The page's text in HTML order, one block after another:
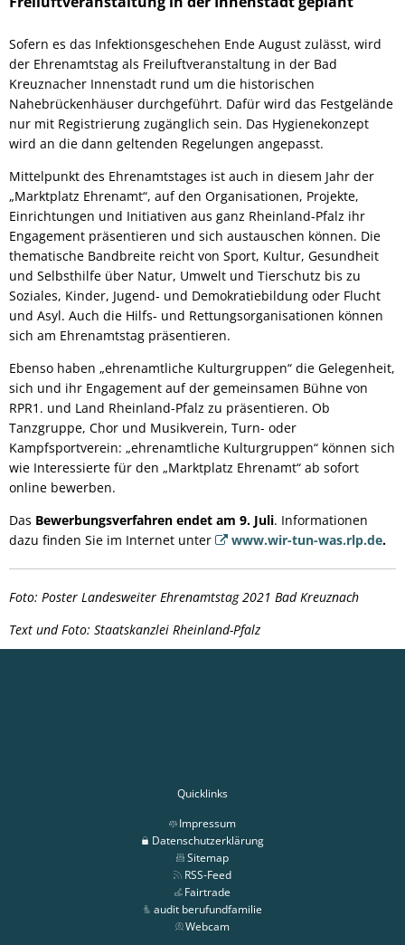
Sofern es das Infektionsgeschehen Ende August zulässt, wird
der Ehrenamtstag als Freiluftveranstaltung in der Bad
Kreuznacher Innenstadt rund um die historischen
Nahebrückenhäuser durchgeführt. Dafür wird das Festgelände
nur mit Registrierung zugänglich sein. Das Hygienekonzept
wird an die dann geltenden Regelungen angepasst.
Mittelpunkt des Ehrenamtstages ist auch in diesem Jahr der
„Marktplatz Ehrenamt“, auf den Organisationen, Projekte,
Einrichtungen und Initiativen aus ganz Rheinland-Pfalz ihr
Engagement präsentieren und sich austauschen können. Die
thematische Bandbreite reicht von Sport, Kultur, Gesundheit
und Selbsthilfe über Natur, Umwelt und Tierschutz bis zu
Soziales, Kinder, Jugend- und Demokratiebildung oder Flucht
und Asyl. Auch die Hilfs- und Rettungsorganisationen können
sich am Ehrenamtstag präsentieren.
Ebenso haben „ehrenamtliche Kulturgruppen“ die Gelegenheit,
sich und ihr Engagement auf der gemeinsamen Bühne von
RPR1. und Land Rheinland-Pfalz zu präsentieren. Ob
Tanzgruppe, Chor und Musikverein, Turn- oder
Kampfsportverein: „ehrenamtliche Kulturgruppen“ können sich
wie Interessierte für den „Marktplatz Ehrenamt“ ab sofort
online bewerben.
Das Bewerbungsverfahren endet am 9. Juli. Informationen
dazu finden Sie im Internet unter
www.wir-tun-was.rlp.de.
Foto: Poster Landesweiter Ehrenamtstag 2021 Bad Kreuznach
Text und Foto: Staatskanzlei Rheinland-Pfalz
Quicklinks
Impressum
Datenschutzerklärung
Sitemap
RSS-Feed
Fairtrade
audit berufundfamilie
Webcam